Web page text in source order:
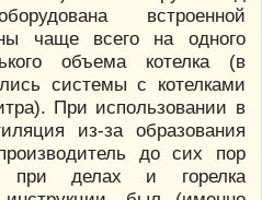
встроенной
чаще всего на одного
объема котелка (в
системы с котелками
При использовании в
из-за образования
до сих пор
делах и горелка